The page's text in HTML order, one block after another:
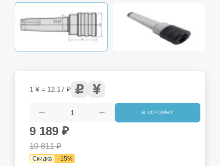
9 189 ₽
10 811₽
Скидка -15%
1 ¥ = 12.17 ₽
В КОРЗИНУ